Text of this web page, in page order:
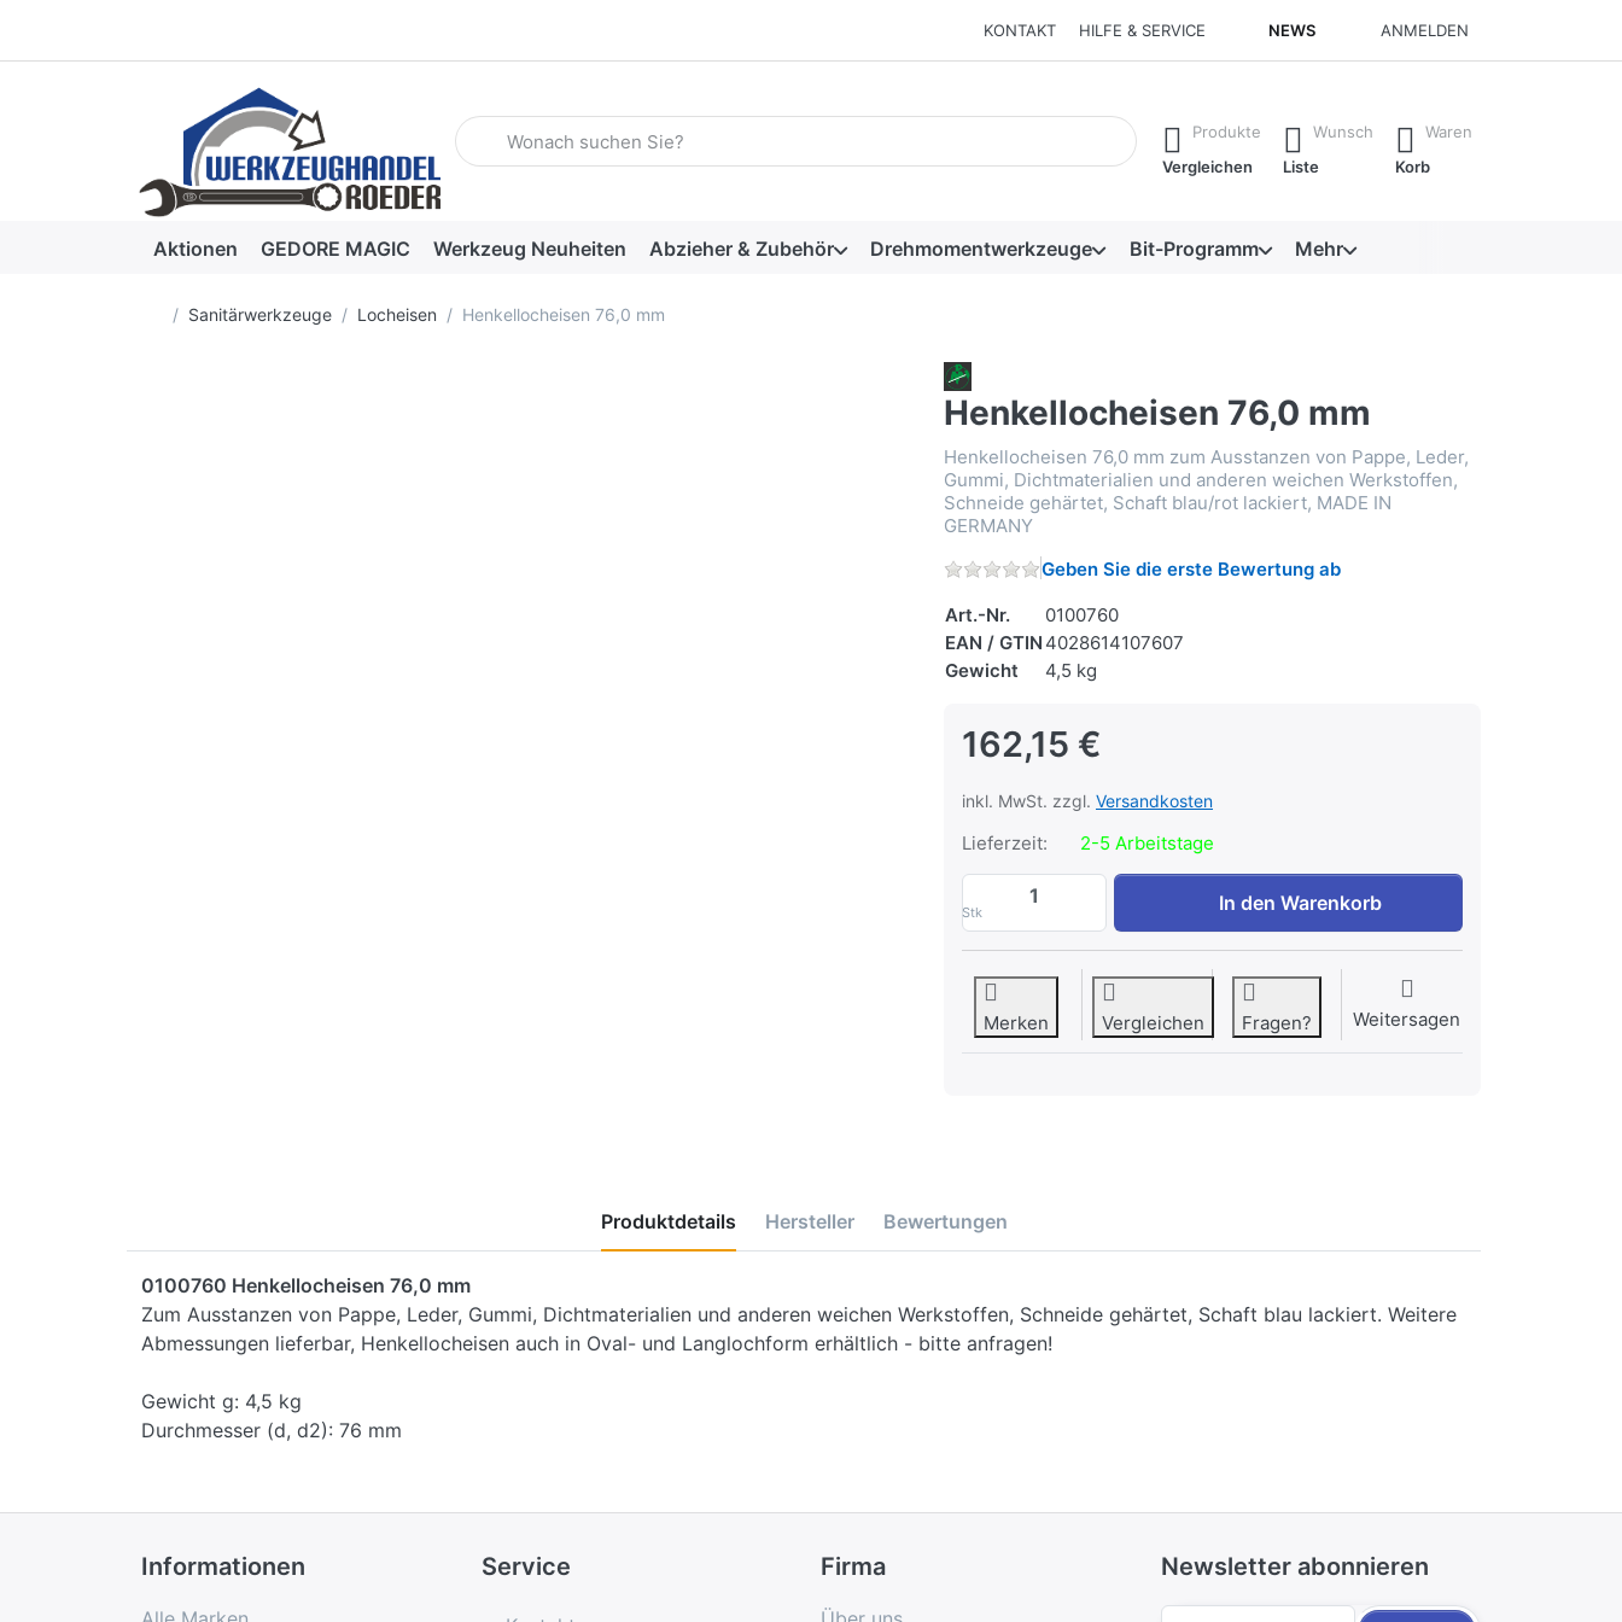
KONTAKT HILFE & SERVICE NEWS ANMELDEN
Geben Sie einen Suchbegriff ein. Während Sie tippen, erscheinen automatisch erste Ergebnisse. Drücken Sie die Eingabetaste, um alle
Produkte
Vergleichen
Wunsch
Liste
Waren
Korb
Aktionen GEDORE MAGIC Werkzeug Neuheiten Abzieher & Zubehör Drehmomentwerkzeuge Bit-Programm Mehr
Startseite
Sanitärwerkzeuge Locheisen Henkellocheisen 76,0 mm
Henkellocheisen 76,0 mm
Henkellocheisen 76,0 mm zum Ausstanzen von Pappe, Leder,
Gummi, Dichtmaterialien und anderen weichen Werkstoffen,
Schneide gehärtet, Schaft blau/rot lackiert, MADE IN
GERMANY
Geben Sie die erste Bewertung ab
Art.-Nr.
0100760
EAN / GTIN 4028614107607
Gewicht
4,5 kg
162,15 €
inkl. MwSt. zzgl. Versandkosten
Lieferzeit: 2-5 Arbeitstage
Stk
Henkellocheisen 76,0 mm zu 162,15 €, Menge 1.
In den Warenkorb
Merken Vergleichen Fragen? Weitersagen
Produktdetails Hersteller Bewertungen
0100760 Henkellocheisen 76,0 mm
Zum Ausstanzen von Pappe, Leder, Gummi, Dichtmaterialien und anderen weichen Werkstoffen, Schneide gehärtet, Schaft blau lackiert. Weitere
Abmessungen lieferbar, Henkellocheisen auch in Oval- und Langlochform erhältlich - bitte anfragen!
Gewicht g: 4,5 kg
Durchmesser (d, d2): 76 mm
Informationen Service Firma Newsletter abonnieren